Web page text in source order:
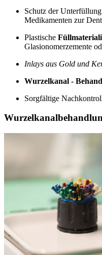
Schutz der
Medikamenten zur
Plastische
Glasionomerzemente
Inlays aus Gold und
Wurzelkanal -
Sorgfältige